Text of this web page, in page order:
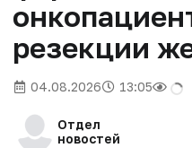
резекции
04.08.2026 13:05
Отдел
новостей